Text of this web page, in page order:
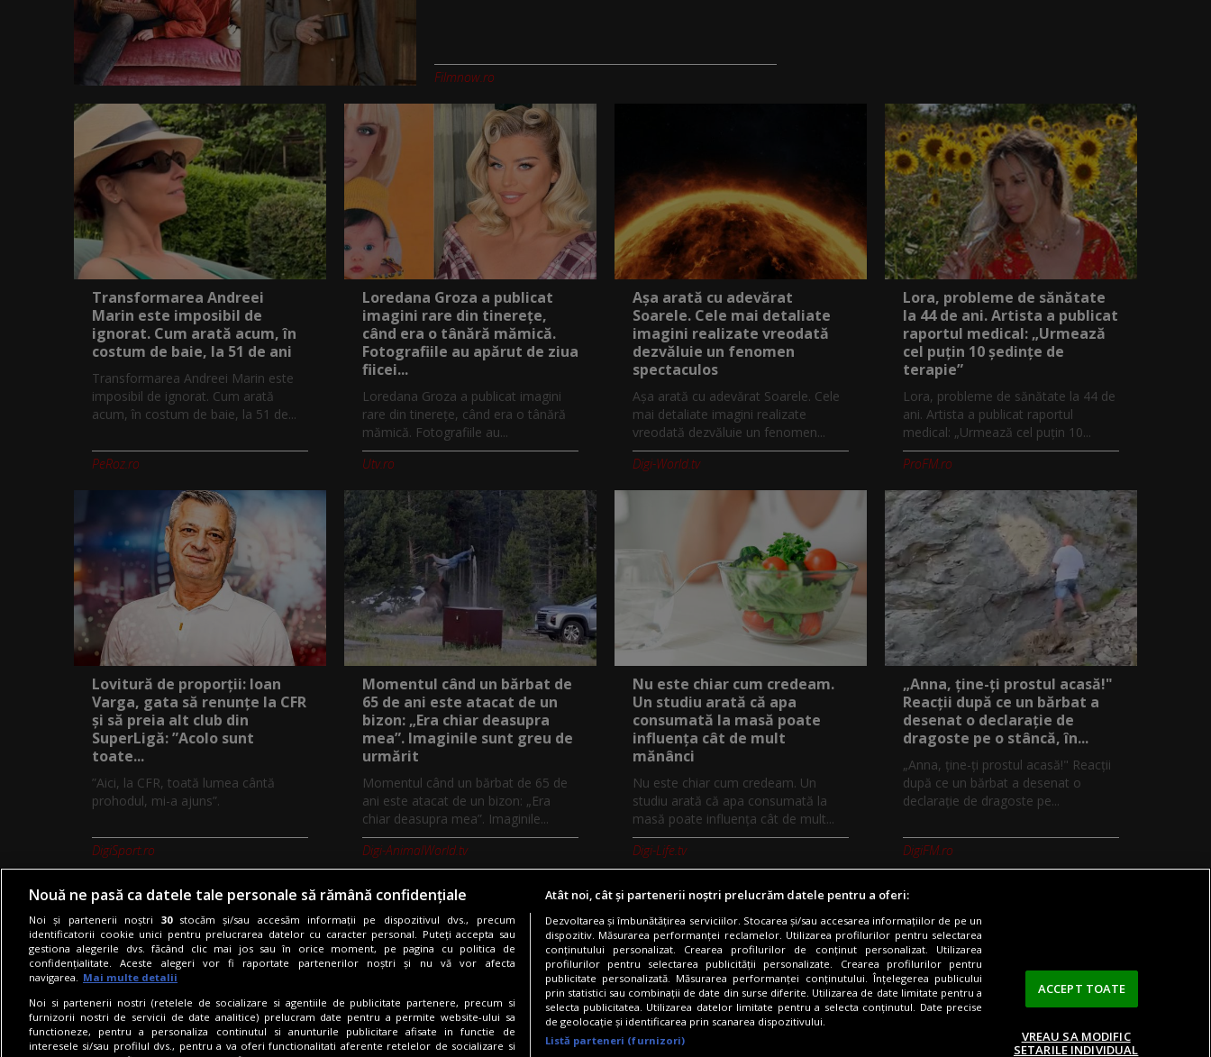
Filmnow.ro
Transformarea Andreei
Marin este imposibil de
ignorat. Cum arată acum, în
costum de baie, la 51 de ani
Transformarea Andreei Marin este
imposibil de ignorat. Cum arată
acum, în costum de baie, la 51 de...
PeRoz.ro
Loredana Groza a publicat
imagini rare din tinerețe,
când era o tânără mămică.
Fotografiile au apărut de ziua
fiicei...
Loredana Groza a publicat imagini
rare din tinerețe, când era o tânără
mămică. Fotografiile au...
Utv.ro
Așa arată cu adevărat
Soarele. Cele mai detaliate
imagini realizate vreodată
dezvăluie un fenomen
spectaculos
Așa arată cu adevărat Soarele. Cele
mai detaliate imagini realizate
vreodată dezvăluie un fenomen...
Digi-World.tv
Lora, probleme de sănătate
la 44 de ani. Artista a publicat
raportul medical: „Urmează
cel puțin 10 ședințe de
terapie”
Lora, probleme de sănătate la 44 de
ani. Artista a publicat raportul
medical: „Urmează cel puțin 10...
ProFM.ro
Lovitură de proporții: Ioan
Varga, gata să renunțe la CFR
și să preia alt club din
SuperLigă: ”Acolo sunt
toate...
”Aici, la CFR, toată lumea cântă
prohodul, mi-a ajuns”.
DigiSport.ro
Momentul când un bărbat de
65 de ani este atacat de un
bizon: „Era chiar deasupra
mea”. Imaginile sunt greu de
urmărit
Momentul când un bărbat de 65 de
ani este atacat de un bizon: „Era
chiar deasupra mea”. Imaginile...
Digi-AnimalWorld.tv
Nu este chiar cum credeam.
Un studiu arată că apa
consumată la masă poate
influența cât de mult
mănânci
Nu este chiar cum credeam. Un
studiu arată că apa consumată la
masă poate influența cât de mult...
Digi-Life.tv
„Anna, ţine-ţi prostul acasă!"
Reacţii după ce un bărbat a
desenat o declaraţie de
dragoste pe o stâncă, în...
„Anna, ţine-ţi prostul acasă!" Reacţii
după ce un bărbat a desenat o
declaraţie de dragoste pe...
DigiFM.ro
Copyright © 2026 / DIGI ROMANIA S.A.
Termeni si conditii Politica de confidentialitate Gestionați preferințele Comunicate de presă Abonare Digi TV Contact/Info Codul etic
Urmărește-ne și pe:
Nouă ne pasă ca datele tale personale să rămână confidențiale
Noi și partenerii noștri 30stocăm și/sau accesăm informații pe dispozitivul dvs., precum
identificatorii cookie unici pentru prelucrarea datelor cu caracter personal. Puteți accepta sau
gestiona alegerile dvs. făcând clic mai jos sau în orice moment, pe pagina cu politica de
confidențialitate. Aceste alegeri vor fi raportate partenerilor noștri și nu vă vor afecta
navigarea. Mai multe detalii
Noi si partenerii nostri (retelele de socializare si agentiile de publicitate partenere, precum si
furnizorii nostri de servicii de date analitice) prelucram date pentru a permite website-ului sa
functioneze, pentru a personaliza continutul si anunturile publicitare afisate in functie de
interesele si/sau profilul dvs., pentru a va oferi functionalitati aferente retelelor de socializare si
Atât noi, cât și partenerii noștri prelucrăm datele pentru a oferi:
Dezvoltarea și îmbunătățirea serviciilor. Stocarea și/sau accesarea informațiilor de pe un
dispozitiv. Măsurarea performanței reclamelor. Utilizarea profilurilor pentru selectarea
conținutului personalizat. Crearea profilurilor de conținut personalizat. Utilizarea
profilurilor pentru selectarea publicității personalizate. Crearea profilurilor pentru
publicitate personalizată. Măsurarea performanței conținutului. Înțelegerea publicului
prin statistici sau combinații de date din surse diferite. Utilizarea de date limitate pentru a
selecta publicitatea. Utilizarea datelor limitate pentru a selecta conținutul. Date precise
de geolocație și identificarea prin scanarea dispozitivului.
Listă parteneri (furnizori)
ACCEPT TOATE
VREAU SA MODIFIC
SETARILE INDIVIDUAL